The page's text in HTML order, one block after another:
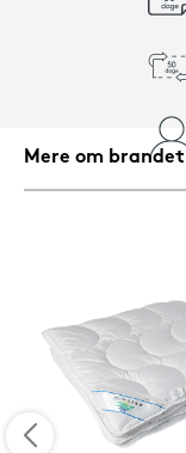
Mere om brandet